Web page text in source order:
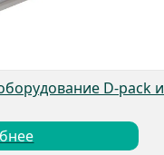
D-pack и